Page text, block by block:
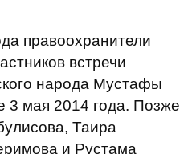
правоохранители
встречи
народа Мустафы
3 мая 2014 года. Позже
Таира
и Рустама